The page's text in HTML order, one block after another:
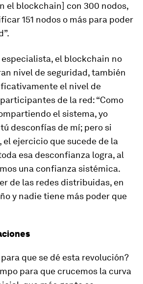
el blockchain] con 300 nodos,
151 nodos o más para poder
especialista, el blockchain no
nivel de seguridad, también
el nivel de
de la red: “Como
el sistema, yo
desconfías de mí; pero si
ejercicio que sucede de la
esa desconfianza logra, al
una confianza sistémica.
de las redes distribuidas, en
y nadie tiene más poder que
que se dé esta revolución?
para que crucemos la curva